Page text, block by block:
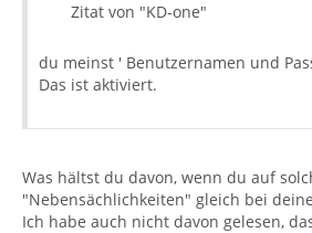
Zitat von "KD-one"
du meinst ' Benutzernamen und
Das ist aktiviert.
Was hältst du davon, wenn du auf
"Nebensächlichkeiten" gleich bei
Ich habe auch nicht davon gelesen,